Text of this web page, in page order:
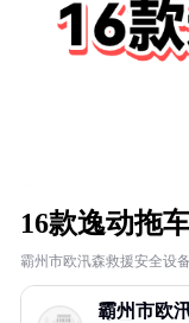
16款逸动拖
霸州市欧汛森救援安全设
霸州市欧